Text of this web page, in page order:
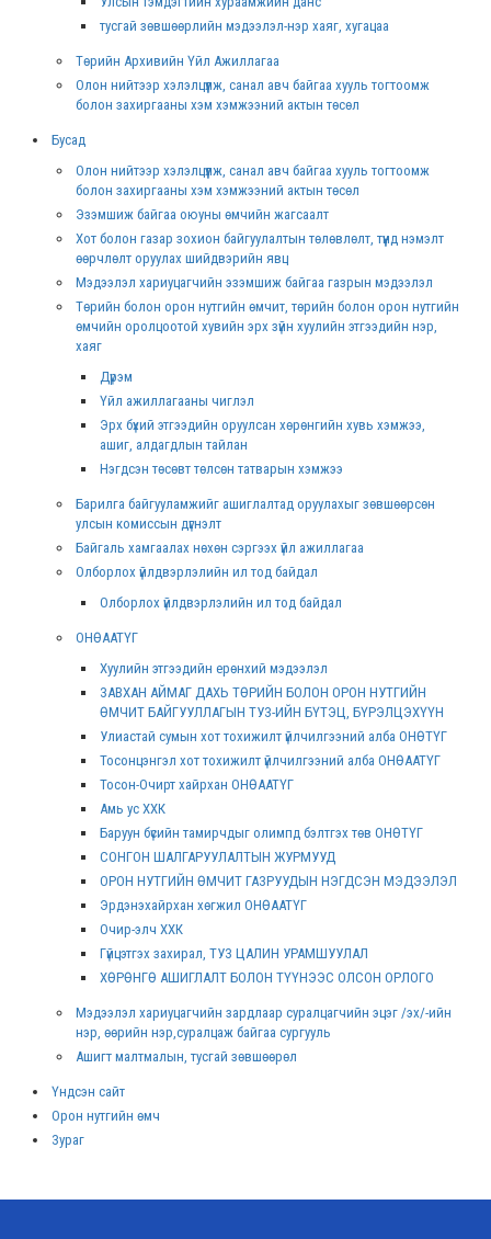
тусгай зөвшөөрлийн мэдээлэл-нэр хаяг, хугацаа
Төрийн Архивийн Үйл Ажиллагаа
Олон нийтээр хэлэлцүүлж, санал авч байгаа хууль тогтоомж
болон захиргааны хэм хэмжээний актын төсөл
Бусад
Олон нийтээр хэлэлцүүлж, санал авч байгаа хууль тогтоомж
болон захиргааны хэм хэмжээний актын төсөл
Эзэмшиж байгаа оюуны өмчийн жагсаалт
Хот болон газар зохион байгуулалтын төлөвлөлт, түүнд нэмэлт
өөрчлөлт оруулах шийдвэрийн явц
Мэдээлэл хариуцагчийн эзэмшиж байгаа газрын мэдээлэл
Төрийн болон орон нутгийн өмчит, төрийн болон орон нутгийн
өмчийн оролцоотой хувийн эрх зүйн хуулийн этгээдийн нэр,
хаяг
Дүрэм
Үйл ажиллагааны чиглэл
Эрх бүхий этгээдийн оруулсан хөрөнгийн хувь хэмжээ,
ашиг, алдагдлын тайлан
Нэгдсэн төсөвт төлсөн татварын хэмжээ
Барилга байгууламжийг ашиглалтад оруулахыг зөвшөөрсөн
улсын комиссын дүгнэлт
Байгаль хамгаалах нөхөн сэргээх үйл ажиллагаа
Олборлох үйлдвэрлэлийн ил тод байдал
Олборлох үйлдвэрлэлийн ил тод байдал
ОНӨААТҮГ
Хуулийн этгээдийн ерөнхий мэдээлэл
ЗАВХАН АЙМАГ ДАХЬ ТӨРИЙН БОЛОН ОРОН НУТГИЙН
ӨМЧИТ БАЙГУУЛЛАГЫН ТУЗ-ИЙН БҮТЭЦ, БҮРЭЛЦЭХҮҮН
Улиастай сумын хот тохижилт үйлчилгээний алба ОНӨТҮГ
Тосонцэнгэл хот тохижилт үйлчилгээний алба ОНӨААТҮГ
Тосон-Очирт хайрхан ОНӨААТҮГ
Амь ус ХХК
Баруун бүсийн тамирчдыг олимпд бэлтгэх төв ОНӨТҮГ
СОНГОН ШАЛГАРУУЛАЛТЫН ЖУРМУУД
ОРОН НУТГИЙН ӨМЧИТ ГАЗРУУДЫН НЭГДСЭН МЭДЭЭЛЭЛ
Эрдэнэхайрхан хөгжил ОНӨААТҮГ
Очир-элч ХХК
Гүйцэтгэх захирал, ТУЗ ЦАЛИН УРАМШУУЛАЛ
ХӨРӨНГӨ АШИГЛАЛТ БОЛОН ТҮҮНЭЭС ОЛСОН ОРЛОГО
Мэдээлэл хариуцагчийн зардлаар суралцагчийн эцэг /эх/-ийн
нэр, өөрийн нэр,суралцаж байгаа сургууль
Ашигт малтмалын, тусгай зөвшөөрөл
Үндсэн сайт
Орон нутгийн өмч
Зураг